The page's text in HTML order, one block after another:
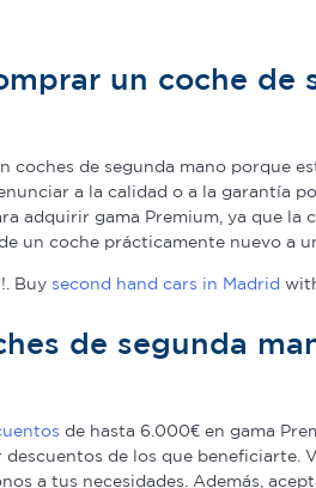
un coche de
coches de segunda mano porque
a la calidad o a la garantía
adquirir gama Premium, ya que la
un coche prácticamente nuevo a
Buy second hand cars in Madrid
de segunda
de hasta 6.000€ en gama
de los que beneficiarte.
a tus necesidades. Además,